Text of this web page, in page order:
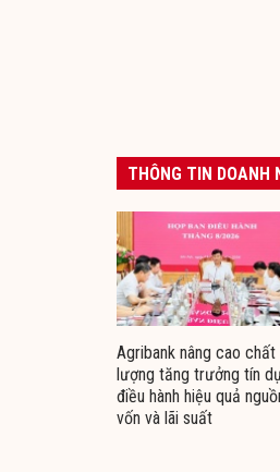
THÔNG TIN DOANH
Agribank nâng cao chất
lượng tăng trưởng tín
điều hành hiệu quả
vốn và lãi suất